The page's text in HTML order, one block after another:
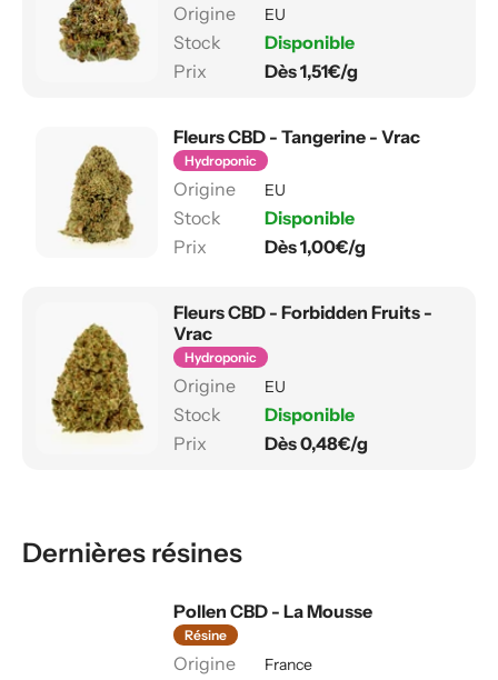
EU
Disponible
Dès 1,51€/g
Fleurs CBD - Tangerine - Vrac
Hydroponic
EU
Disponible
Dès 1,00€/g
Fleurs CBD - Forbidden Fruits -
Vrac
Hydroponic
EU
Disponible
Dès 0,48€/g
Dernières résines
Pollen CBD - La Mousse
Résine
France